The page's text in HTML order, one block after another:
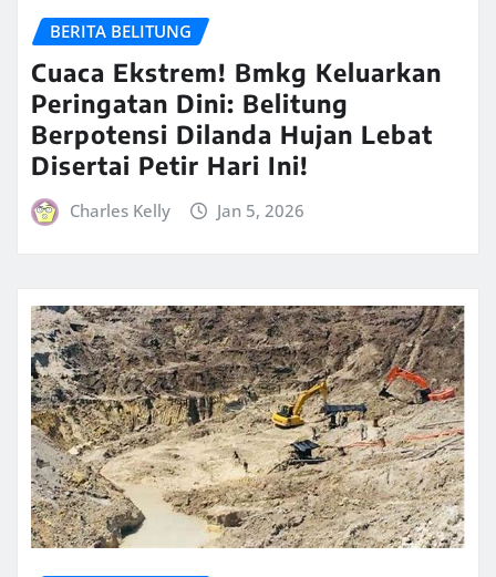
BERITA BELITUNG
Cuaca Ekstrem! Bmkg Keluarkan
Peringatan Dini: Belitung
Berpotensi Dilanda Hujan Lebat
Disertai Petir Hari Ini!
Charles Kelly Jan 5, 2026